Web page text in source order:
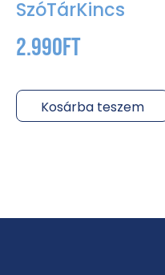
SzóTárKincs
2.990Ft
Kosárba teszem